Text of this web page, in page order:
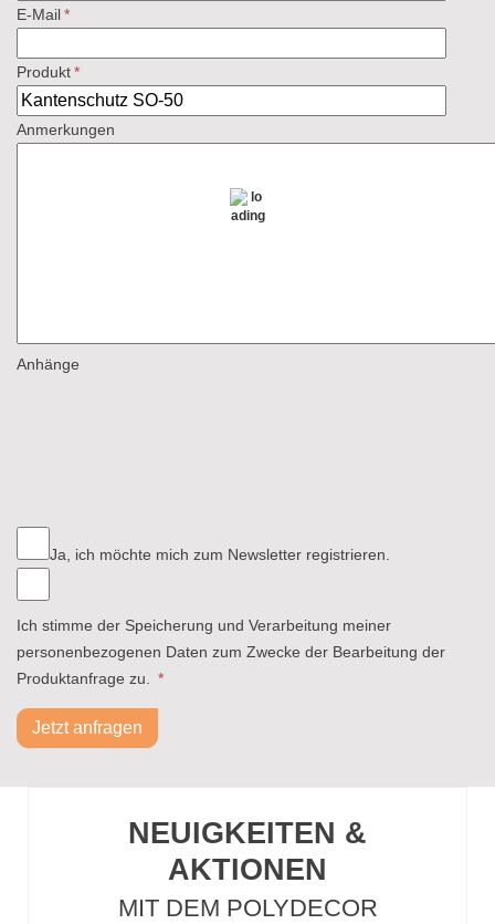
E-Mail*
Produkt*
Anmerkungen
Anhänge
Ja, ich möchte mich zum Newsletter registrieren.
Ich stimme der Speicherung und Verarbeitung meiner
personenbezogenen Daten zum Zwecke der Bearbeitung der
Produktanfrage zu.
*
Jetzt anfragen
NEUIGKEITEN &
AKTIONEN
MIT DEM POLYDECOR